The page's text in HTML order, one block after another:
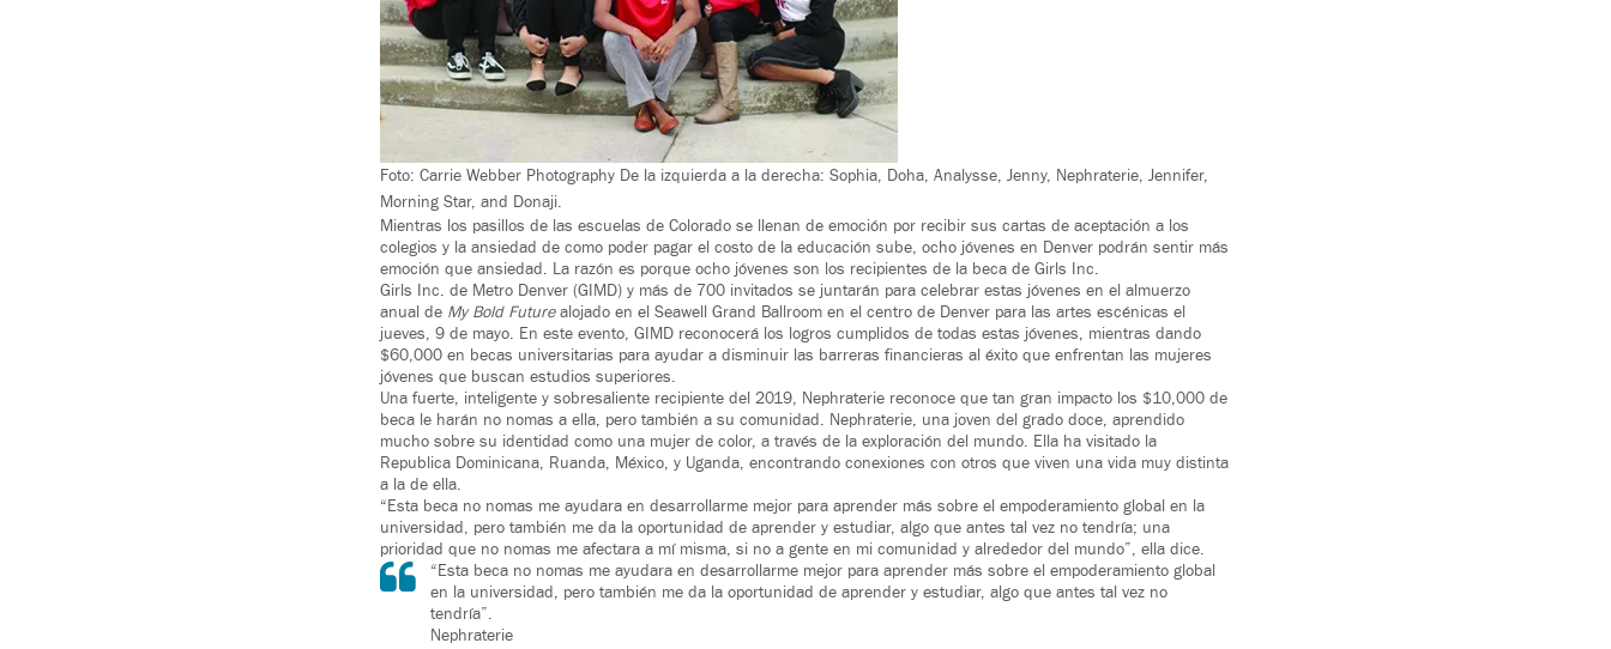
Foto: Carrie Webber Photography De la izquierda a la derecha: Sophia, Doha, Analysse, Jenny, Nephraterie, Jennifer,
Morning Star, and Donaji.
Mientras los pasillos de las escuelas de Colorado se llenan de emoción por recibir sus cartas de aceptación a los
colegios y la ansiedad de como poder pagar el costo de la educación sube, ocho jóvenes en Denver podrán sentir más
emoción que ansiedad. La razón es porque ocho jóvenes son los recipientes de la beca de Girls Inc.
Girls Inc. de Metro Denver (GIMD) y más de 700 invitados se juntarán para celebrar estas jóvenes en el almuerzo
anual de My Bold Futurealojado en el Seawell Grand Ballroom en el centro de Denver para las artes escénicas el
jueves, 9 de mayo. En este evento, GIMD reconocerá los logros cumplidos de todas estas jóvenes, mientras dando
$60,000 en becas universitarias para ayudar a disminuir las barreras financieras al éxito que enfrentan las mujeres
jóvenes que buscan estudios superiores.
Una fuerte, inteligente y sobresaliente recipiente del 2019, Nephraterie reconoce que tan gran impacto los $10,000 de
beca le harán no nomas a ella, pero también a su comunidad. Nephraterie, una joven del grado doce, aprendido
mucho sobre su identidad como una mujer de color, a través de la exploración del mundo. Ella ha visitado la
Republica Dominicana, Ruanda, México, y Uganda, encontrando conexiones con otros que viven una vida muy distinta
a la de ella.
“Esta beca no nomas me ayudara en desarrollarme mejor para aprender más sobre el empoderamiento global en la
universidad, pero también me da la oportunidad de aprender y estudiar, algo que antes tal vez no tendría; una
prioridad que no nomas me afectara a mí misma, si no a gente en mi comunidad y alrededor del mundo”, ella dice.
“Esta beca no nomas me ayudara en desarrollarme mejor para aprender más sobre el empoderamiento global
en la universidad, pero también me da la oportunidad de aprender y estudiar, algo que antes tal vez no
tendría”.
Nephraterie